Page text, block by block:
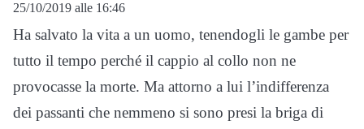
25/10/2019 alle 16:46
Ha salvato la vita a un uomo, tenendogli le gambe per
tutto il tempo perché il cappio al collo non ne
provocasse la morte. Ma attorno a lui l’indifferenza
dei passanti che nemmeno si sono presi la briga di